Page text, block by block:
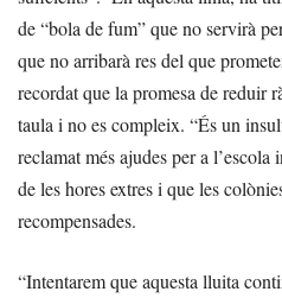
de “bola de fum” que no servirà
que no arribarà res del que
recordat que la promesa de reduir
taula i no es compleix. “És un
reclamat més ajudes per a
de les hores extres i que les
recompensades.
“Intentarem que aquesta lluita